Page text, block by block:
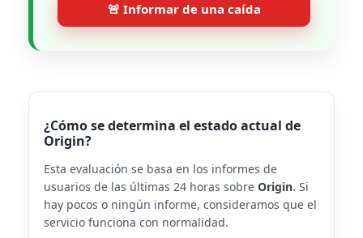
🚨 Informar de una caída
¿Cómo se determina el estado actual de
Origin?
Esta evaluación se basa en los informes de
usuarios de las últimas 24 horas sobre Origin. Si
hay pocos o ningún informe, consideramos que el
servicio funciona con normalidad.